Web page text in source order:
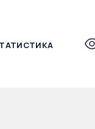
(495) 690-27-